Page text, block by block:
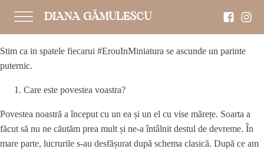
DIANA GĂMULESCU
Stim ca in spatele fiecarui #ErouInMiniatura se ascunde un parinte
puternic.
Care este povestea voastra?
Povestea noastră a început cu un ea și un el cu vise mărețe. Soarta a
făcut să nu ne căutăm prea mult și ne-a întâlnit destul de devreme. În
mare parte, lucrurile s-au desfășurat după schema clasică. După ce am